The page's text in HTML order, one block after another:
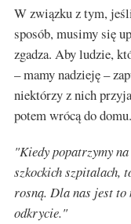
W związku z tym,
sposób, musimy się
zgadza. Aby ludzie,
– mamy nadzieję –
niektórzy z nich
potem wrócą do domu.
"Kiedy popatrzymy
szkockich szpitalach,
rosną. Dla nas jest to
odkrycie."